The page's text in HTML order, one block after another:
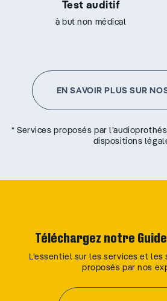
Test auditif
à but non médical
EN SAVOIR PLUS SUR
* Services proposés par
dispositions
Téléchargez notre
L’essentiel sur les services et
proposés par nos